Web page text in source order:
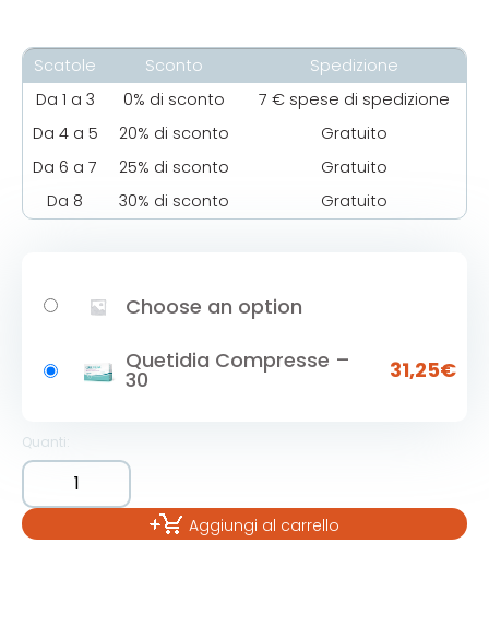
Scatole Sconto
Spedizione
Da 1 a 3
0% di sconto
7 € spese di spedizione
Da 4 a 5
20% di sconto
Gratuito
Da 6 a 7
25% di sconto
Gratuito
Da 8
30% di sconto Gratuito
Choose an option
Quetidia Compresse –
30 31,25€
Aggiungi al carrello